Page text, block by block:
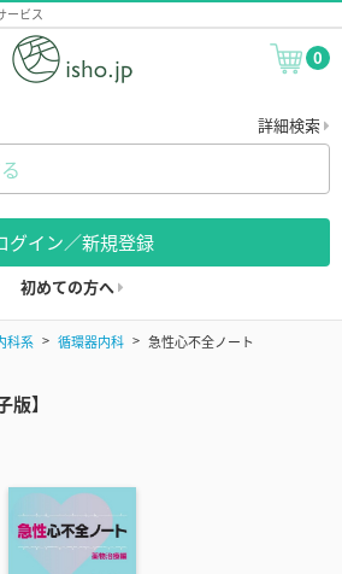
ービス
0
詳細検索
グイン／新規登録
初めての方へ
科系 循環器内科 急性心不全ノート
】